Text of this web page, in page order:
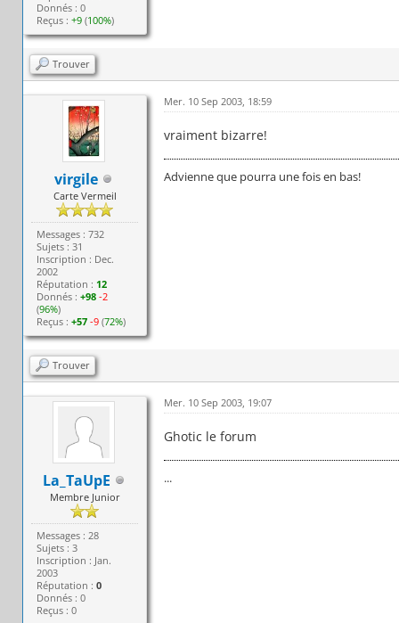
Donnés : 0
Reçus :+9 (100%)
Trouver
virgile
Carte Vermeil
Messages : 732
Sujets : 31
Inscription : Dec.
2002
Réputation : 12
Donnés :+98 -2
(96%)
Reçus :+57 -9 (72%)
Mer. 10 Sep 2003, 18:59
vraiment bizarre!
Advienne que pourra une fois en bas!
Trouver
La_TaUpE
Membre Junior
Messages : 28
Sujets : 3
Inscription : Jan.
2003
Réputation :0
Donnés : 0
Reçus : 0
Mer. 10 Sep 2003, 19:07
Ghotic le forum
...